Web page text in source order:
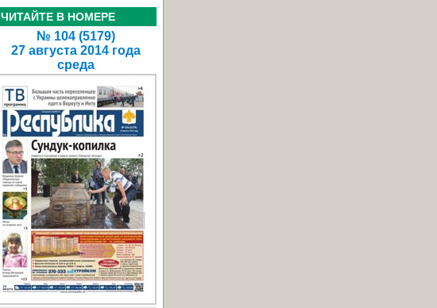
ЧИТАЙТЕ В НОМЕРЕ
№ 104 (5179)
27 августа 2014 года
среда